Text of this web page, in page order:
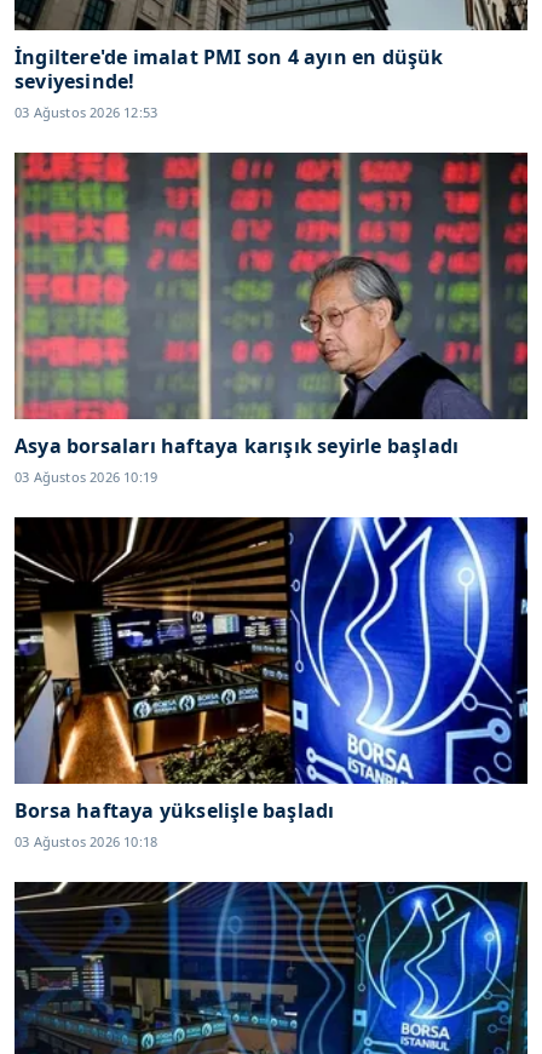
İngiltere'de imalat PMI son 4 ayın en düşük
seviyesinde!
03 Ağustos 2026 12:53
Asya borsaları haftaya karışık seyirle başladı
03 Ağustos 2026 10:19
Borsa haftaya yükselişle başladı
03 Ağustos 2026 10:18